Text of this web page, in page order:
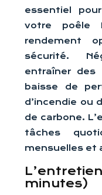
essentiel
votre poêle
rendement
sécurité.
entraîner des
baisse de
d’incendie ou
de carbone.
tâches
mensuelles et
minutes)